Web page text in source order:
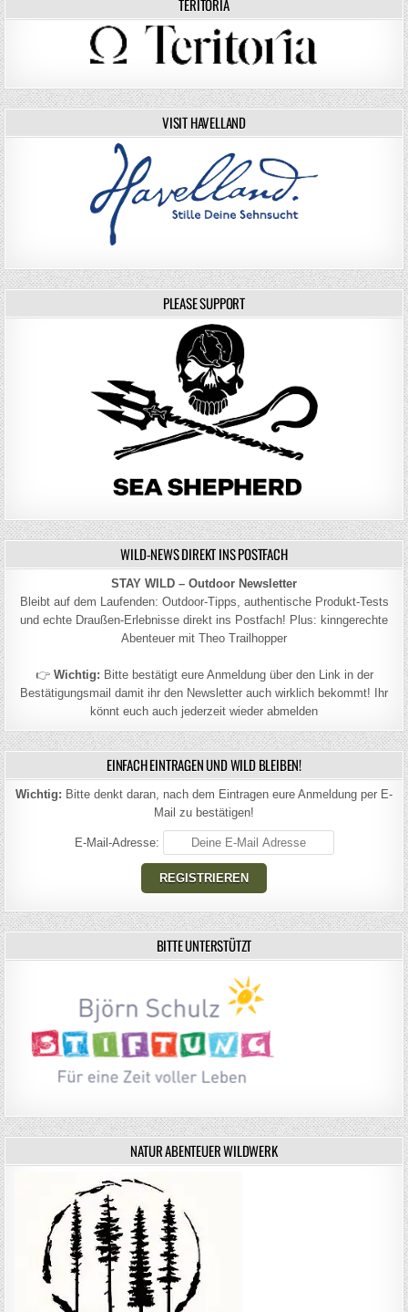
TERITORIA
VISIT HAVELLAND
PLEASE SUPPORT
WILD-NEWS DIREKT INS POSTFACH
STAY WILD – Outdoor Newsletter
Bleibt auf dem Laufenden: Outdoor-Tipps, authentische Produkt-Tests
und echte Draußen-Erlebnisse direkt ins Postfach! Plus: kinngerechte
Abenteuer mit Theo Trailhopper
👉 Wichtig: Bitte bestätigt eure Anmeldung über den Link in der
Bestätigungsmail damit ihr den Newsletter auch wirklich bekommt! Ihr
könnt euch auch jederzeit wieder abmelden
EINFACH EINTRAGEN UND WILD BLEIBEN!
Wichtig: Bitte denkt daran, nach dem Eintragen eure Anmeldung per E-
Mail zu bestätigen!
E-Mail-Adresse:
BITTE UNTERSTÜTZT
NATUR ABENTEUER WILDWERK